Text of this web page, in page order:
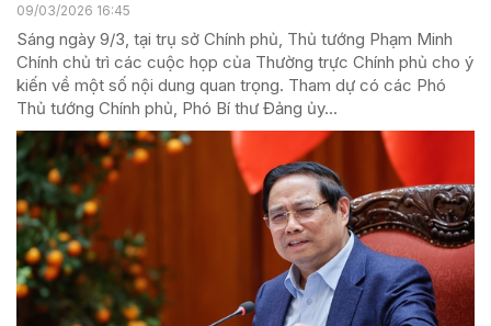
09/03/2026 16:45
Sáng ngày 9/3, tại trụ sở Chính phủ, Thủ tướng Phạm Minh
Chính chủ trì các cuộc họp của Thường trực Chính phủ cho ý
kiến về một số nội dung quan trọng. Tham dự có các Phó
Thủ tướng Chính phủ, Phó Bí thư Đảng ủy...